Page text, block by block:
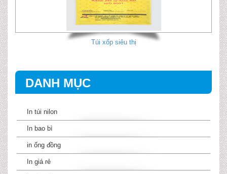
DANH MỤC
In túi nilon
In bao bì
in ống đồng
In giá rẻ
Túi xốp siêu thị